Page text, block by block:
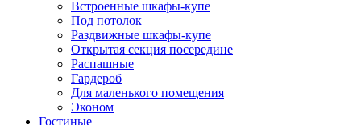
Встроенные шкафы-купе
Под потолок
Раздвижные шкафы-купе
Открытая секция посередине
Распашные
Гардероб
Для маленького помещения
Эконом
Гостиные